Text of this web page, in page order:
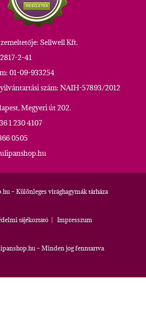
Sellwell Kft.
2-41
01-09-933254
szám: NAIH-57893/2012
Megyeri út 202.
1 230 4107
0505
– Különleges virághagymák tárháza
tájékoztató| Impresszum
– Minden jog fenntartva